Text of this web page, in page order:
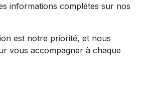
informations complètes sur nos
est notre priorité, et nous
vous accompagner à chaque